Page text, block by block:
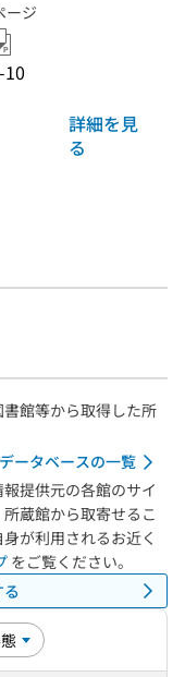
ージ
10
詳細を見
る
館等から取得した所
ータベースの一覧
提供元の各館のサイ
蔵館から取寄せるこ
が利用されるお近く
をご覧ください。